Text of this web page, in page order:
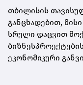
თბილისის
განცხადებით,
სრული დაცვით
ეკონომიკური